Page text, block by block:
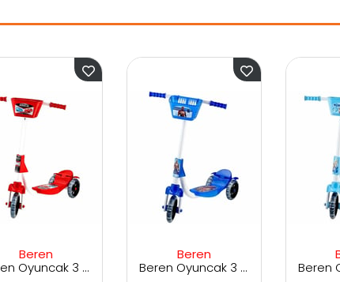
Beren Oyuncak 3 Tekerli Spiderman Scooter
Beren Oyuncak 3 Tekerli Scooter-Karlar Ülkesi